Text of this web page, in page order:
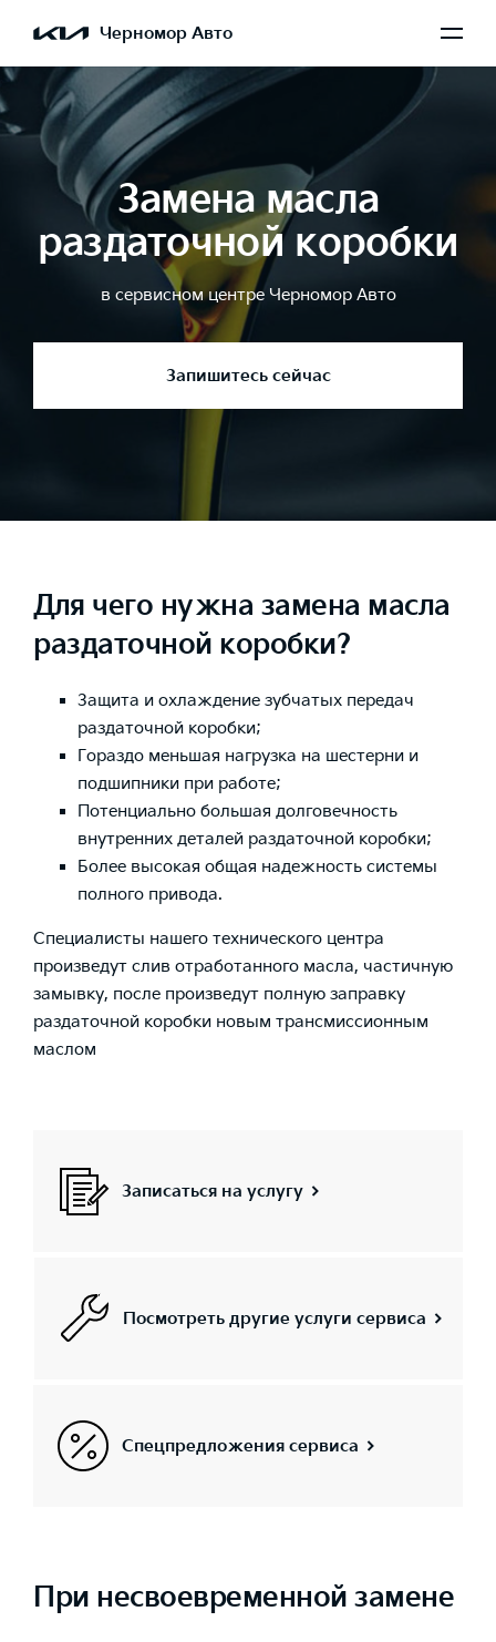
Черномор Авто
Замена масла
раздаточной коробки
в сервисном центре Черномор Авто
Запишитесь сейчас
Для чего нужна замена масла
раздаточной коробки?
Защита и охлаждение зубчатых передач
раздаточной коробки;
Гораздо меньшая нагрузка на шестерни и
подшипники при работе;
Потенциально большая долговечность
внутренних деталей раздаточной коробки;
Более высокая общая надежность системы
полного привода.
Специалисты нашего технического центра
произведут слив отработанного масла, частичную
замывку, после произведут полную заправку
раздаточной коробки новым трансмиссионным
маслом
Записаться на услугу
Посмотреть другие услуги сервиса
Спецпредложения сервиса
При несвоевременной замене